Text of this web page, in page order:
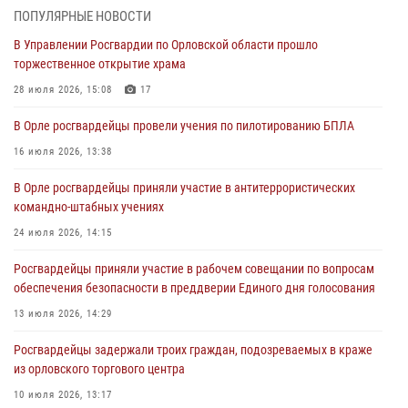
первое полугодие
05 августа 2026, 13:12
совершении противоправных действий
04 августа 2026, 14:21
В Орле приняли присягу 28 новых росгвардейцев
04 августа 2026, 14:06
предоставлении госуслуг
ПОПУЛЯРНЫЕ НОВОСТИ
В Управлении Росгвардии по Орловской области прошло
торжественное открытие храма
28 июля 2026, 15:08 17
В Орле росгвардейцы провели учения по пилотированию БПЛА
16 июля 2026, 13:38
В Орле росгвардейцы приняли участие в антитеррористических
командно-штабных учениях
24 июля 2026, 14:15
Росгвардейцы приняли участие в рабочем совещании по вопросам
обеспечения безопасности в преддверии Единого дня голосования
13 июля 2026, 14:29
Росгвардейцы задержали троих граждан, подозреваемых в краже
из орловского торгового центра
10 июля 2026, 13:17